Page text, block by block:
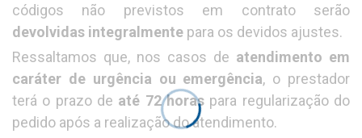
códigos não previstos em contrato serão
devolvidas integralmente para os devidos ajustes.
Ressaltamos que, nos casos de atendimento em
caráter de urgência ou emergência, o prestador
terá o prazo de até 72 horas para regularização do
pedido após a realização do atendimento.